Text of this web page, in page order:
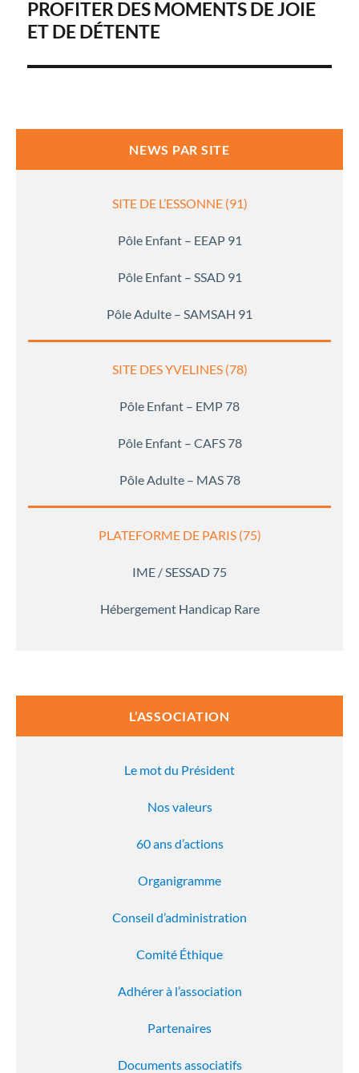
l’article
PROFITER DES MOMENTS DE JOIE
ET DE DÉTENTE
NEWS PAR SITE
SITE DE L’ESSONNE (91)
Pôle Enfant – EEAP 91
Pôle Enfant – SSAD 91
Pôle Adulte – SAMSAH 91
SITE DES YVELINES (78)
Pôle Enfant – EMP 78
Pôle Enfant – CAFS 78
Pôle Adulte – MAS 78
PLATEFORME DE PARIS (75)
IME / SESSAD 75
Hébergement Handicap Rare
L’ASSOCIATION
Le mot du Président
Nos valeurs
60 ans d’actions
Organigramme
Conseil d’administration
Comité Éthique
Adhérer à l’association
Partenaires
Documents associatifs